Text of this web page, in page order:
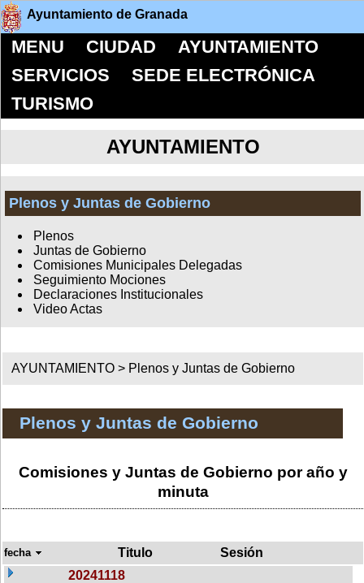
Ayuntamiento de Granada
MENU CIUDAD
AYUNTAMIENTO
SERVICIOS
SEDE ELECTRÓNICA
TURISMO
AYUNTAMIENTO
Plenos y Juntas de Gobierno
Plenos
Juntas de Gobierno
Comisiones Municipales Delegadas
Seguimiento Mociones
Declaraciones Institucionales
Video Actas
AYUNTAMIENTO > Plenos y Juntas de Gobierno
Plenos y Juntas de Gobierno
Comisiones y Juntas de Gobierno por año y
minuta
fecha Titulo
Sesión
20241118